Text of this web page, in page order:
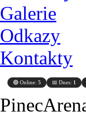
Galerie
Odkazy
Kontakty
🟢 Online: 5 📅 Dnes: 1